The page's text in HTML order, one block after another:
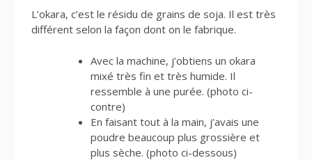
L’okara, c’est le résidu de grains de soja. Il est très
différent selon la façon dont on le fabrique.
Avec la machine, j’obtiens un okara
mixé très fin et très humide. Il
ressemble à une purée. (photo ci-
contre)
En faisant tout à la main, j’avais une
poudre beaucoup plus grossière et
plus sèche. (photo ci-dessous)